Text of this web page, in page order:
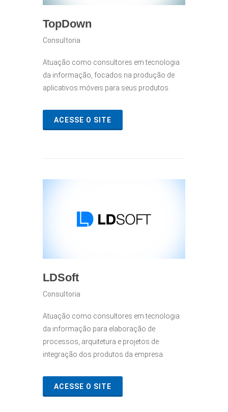
TopDown
Consultoria
Atuação como consultores em tecnologia
da informação, focados na produção de
aplicativos móveis para seus produtos.
ACESSE O SITE
LDSoft
Consultoria
Atuação como consultores em tecnologia
da informação para elaboração de
processos, arquitetura e projetos de
integração dos produtos da empresa.
ACESSE O SITE